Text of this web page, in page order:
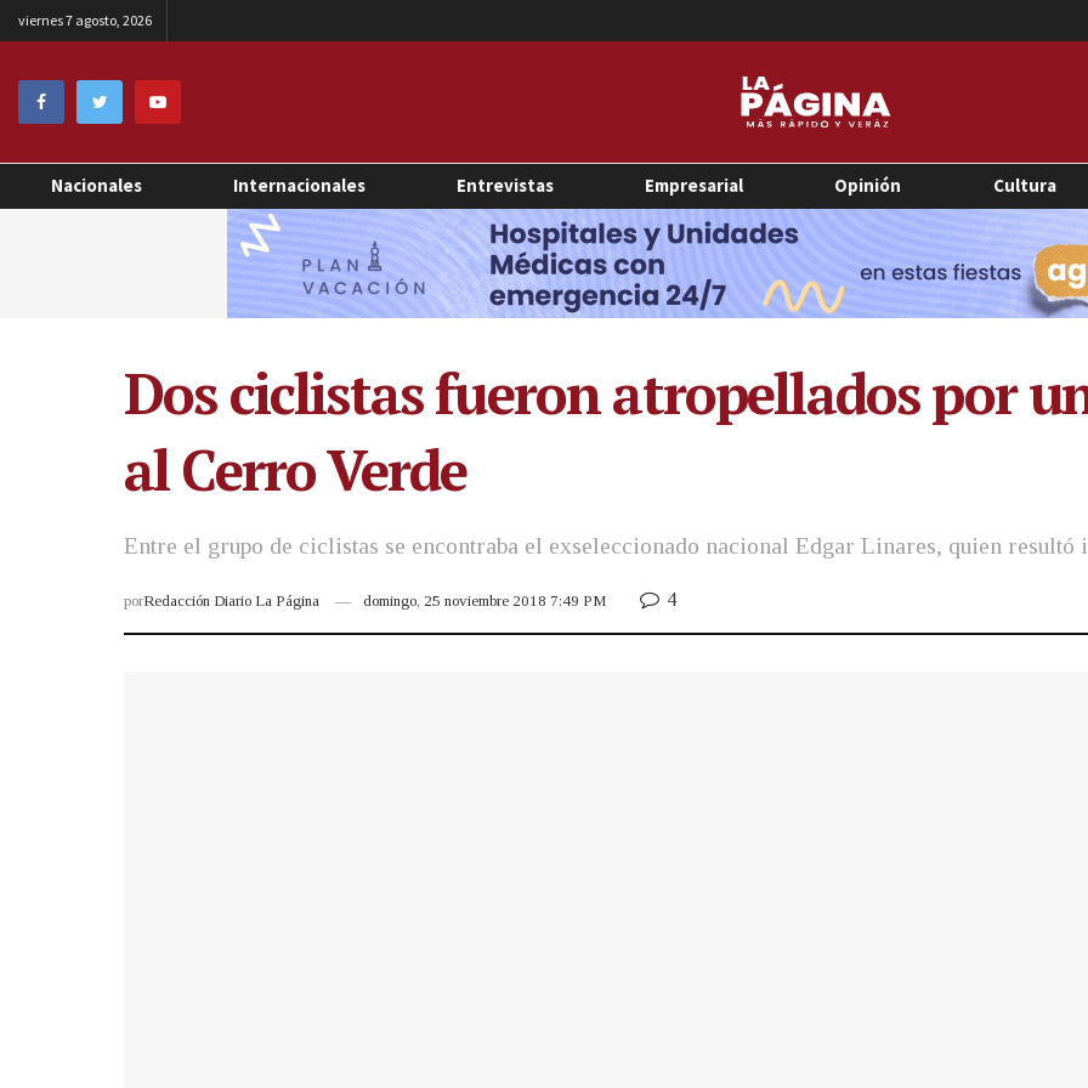
viernes 7 agosto, 2026
Nacionales Internacionales Entrevistas Empresarial Opinión Cultura
Dos ciclistas fueron atropellados por
al Cerro Verde
Entre el grupo de ciclistas se encontraba el exseleccionado nacional Edgar Linares, quien resultó
porRedacción Diario La Página domingo, 25 noviembre 2018 7:49 PM 4